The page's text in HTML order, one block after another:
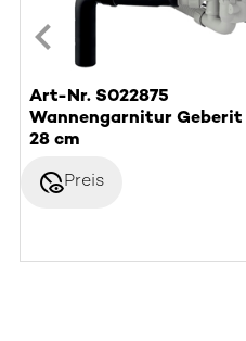
Art-Nr. S022875
Wannengarnitur Geberit
28 cm
disabled_visiblePreis